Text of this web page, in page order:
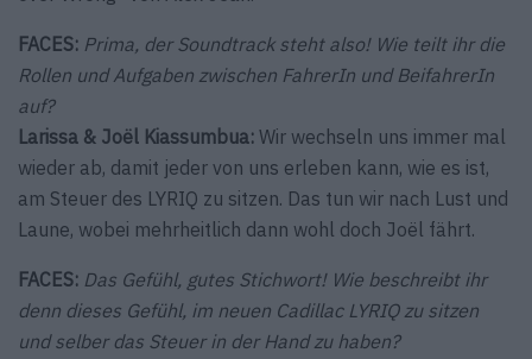
FACES: Prima, der Soundtrack steht also! Wie teilt ihr die
Rollen und Aufgaben zwischen FahrerIn und BeifahrerIn
auf?
Larissa & Joël Kiassumbua: Wir wechseln uns immer mal
wieder ab, damit jeder von uns erleben kann, wie es ist,
am Steuer des LYRIQ zu sitzen. Das tun wir nach Lust und
Laune, wobei mehrheitlich dann wohl doch Joël fährt.
FACES: Das Gefühl, gutes Stichwort! Wie beschreibt ihr
denn dieses Gefühl, im neuen Cadillac LYRIQ zu sitzen
und selber das Steuer in der Hand zu haben?